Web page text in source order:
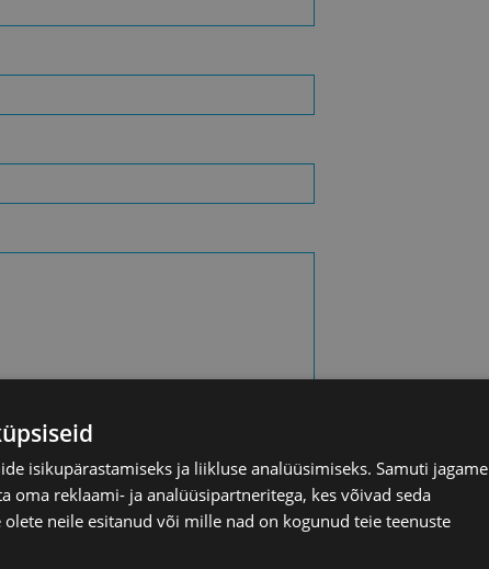
isikupärastamiseks ja liikluse analüüsimiseks. Samuti jagame
oma reklaami- ja analüüsipartneritega, kes võivad seda
neile esitanud või mille nad on kogunud teie teenuste